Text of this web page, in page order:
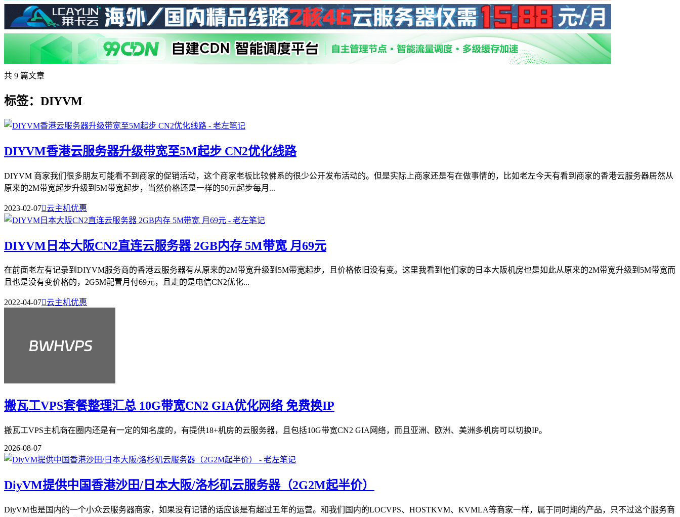
共 9 篇文章
标签：DIYVM
DIYVM香港云服务器升级带宽至5M起步 CN2优化线路
DIYVM 商家我们很多朋友可能看不到商家的促销活动，这个商家老板比较佛系的很少公开发布活动的。但是实际上商家还是有在做事情的，比如老左今天有看到商家的香港云服务器居然从
原来的2M带宽起步升级到5M带宽起步，当然价格还是一样的50元起步每月...
2023-02-07云主机优惠
DIYVM日本大阪CN2直连云服务器 2GB内存 5M带宽 月69元
在前面老左有记录到DIYVM服务商的香港云服务器有从原来的2M带宽升级到5M带宽起步，且价格依旧没有变。这里我看到他们家的日本大阪机房也是如此从原来的2M带宽升级到5M带宽而
且也是没有变价格的，2G5M配置月付69元，且走的是电信CN2优化...
2022-04-07云主机优惠
搬瓦工VPS套餐整理汇总 10G带宽CN2 GIA优化网络 免费换IP
搬瓦工VPS主机商在圈内还是有一定的知名度的，有提供18+机房的云服务器，且包括10G带宽CN2 GIA网络，而且亚洲、欧洲、美洲多机房可以切换IP。
2026-08-07
DiyVM提供中国香港沙田/日本大阪/洛杉矶云服务器（2G2M起半价）
DiyVM也是国内的一个小众云服务器商家，如果没有记错的话应该是有超过五年的运营。和我们国内的LOCVPS、HOSTKVM、KVMLA等商家一样，属于同时期的产品，只不过这个服务商